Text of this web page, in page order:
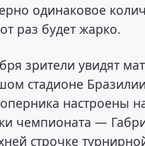
одинаковое
раз будет жарко.
зрители увидят
стадионе
настроены
чемпионата —
строчке